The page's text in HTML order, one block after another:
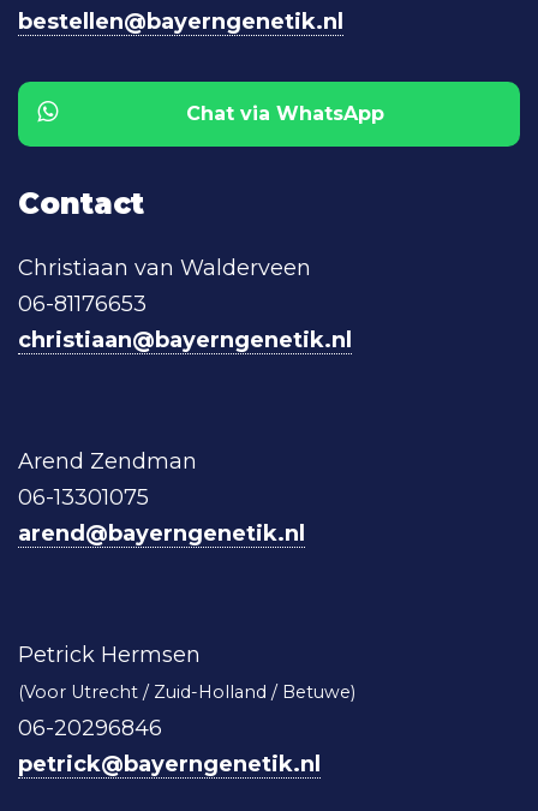
bestellen@bayerngenetik.nl
Chat via WhatsApp
Contact
Christiaan van Walderveen
06-81176653
christiaan@bayerngenetik.nl
Arend Zendman
06-13301075
arend@bayerngenetik.nl
Petrick Hermsen
(Voor Utrecht / Zuid-Holland / Betuwe)
06-20296846
petrick@bayerngenetik.nl